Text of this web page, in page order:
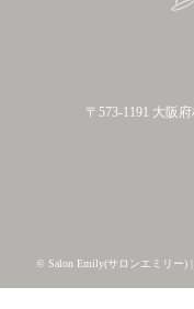
〒573-1191 大阪
© Salon Emily(サロンエミリー)